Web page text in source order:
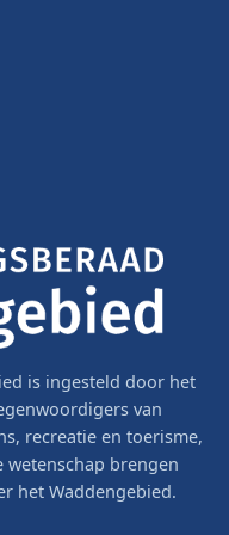
is ingesteld door het
van
recreatie en toerisme,
brengen
het Waddengebied.